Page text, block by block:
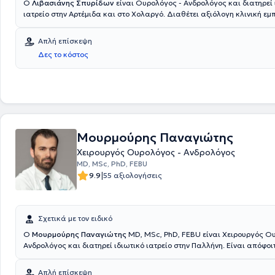
Ο Λιβασιάνης Σπυρίδων είναι Ουρολόγος - Ανδρολόγος και διατηρεί
ιατρείο στην Αρτέμιδα και στο Χολαργό. Διαθέτει αξιόλογη κλινική
χειρουργική, ανδρολογία (πρόωρη εκσπερμάτωση, στυτική
χειρουργική αποκατάσταση στύσης, ενδοπεϊκές προθέσεις),
ούρων, παθήσεις όρχεων, όγκοι ουροποιητικού συστήματος, φίμωση,
ουροποιητικού, λοιμώξεις, κυστεοσκόπηση, κονδυλώματα,
Απλή επίσκεψη
Δες το κόστος
Μουρμούρης Παναγιώτης
Χειρουργός Ουρολόγος - Ανδρολόγος
MD, MSc, PhD, FEBU
9.9|55 αξιολογήσεις
Σχετικά με τον ειδικό
Ο Μουρμούρης Παναγιώτης MD, MSc, PhD, FEBU είναι Χειρουργός
Ανδρολόγος και διατηρεί ιδιωτικό ιατρείο στην Παλλήνη. Είναι
επεμβατική χειρουργική στο Εθνικό και Καποδιστριακό Πανεπιστήμιο
Απλή επίσκεψη